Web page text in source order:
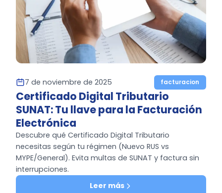
7 de noviembre de 2025 facturacion
Certificado Digital Tributario
SUNAT: Tu llave para la Facturación
Electrónica
Descubre qué Certificado Digital Tributario
necesitas según tu régimen (Nuevo RUS vs
MYPE/General). Evita multas de SUNAT y factura sin
interrupciones.
Leer más